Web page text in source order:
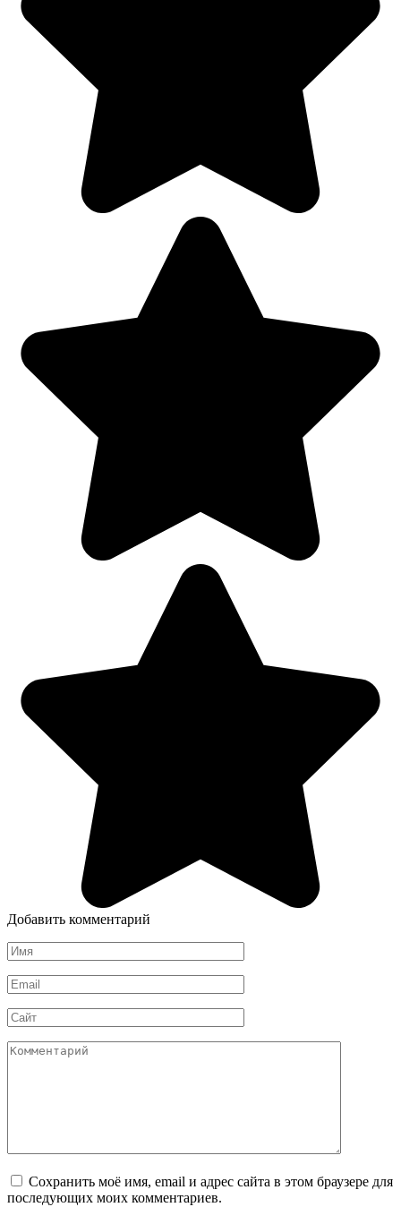
Добавить комментарий
Имя
*
Email
*
Сайт
Комментарий
Сохранить моё имя, email и адрес сайта в этом браузере для
последующих моих комментариев.